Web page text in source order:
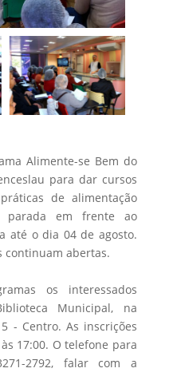
Alimente-se Bem do
para dar cursos
de alimentação
parada em frente ao
até o dia 04 de agosto.
continuam abertas.
os interessados
Municipal, na
- Centro. As inscrições
17:00. O telefone para
2792, falar com a